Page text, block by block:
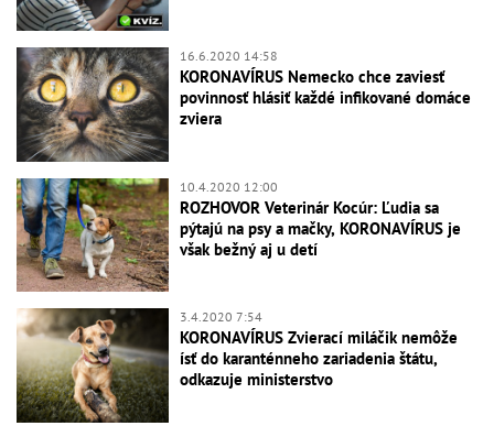
16.6.2020 14:58
KORONAVÍRUS Nemecko chce zaviesť
povinnosť hlásiť každé infikované domáce
zviera
10.4.2020 12:00
ROZHOVOR Veterinár Kocúr: Ľudia sa
pýtajú na psy a mačky, KORONAVÍRUS je
však bežný aj u detí
3.4.2020 7:54
KORONAVÍRUS Zvierací miláčik nemôže
ísť do karanténneho zariadenia štátu,
odkazuje ministerstvo